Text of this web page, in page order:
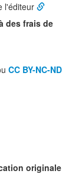
l'éditeur
des frais de
CC BY-NC-ND
originale